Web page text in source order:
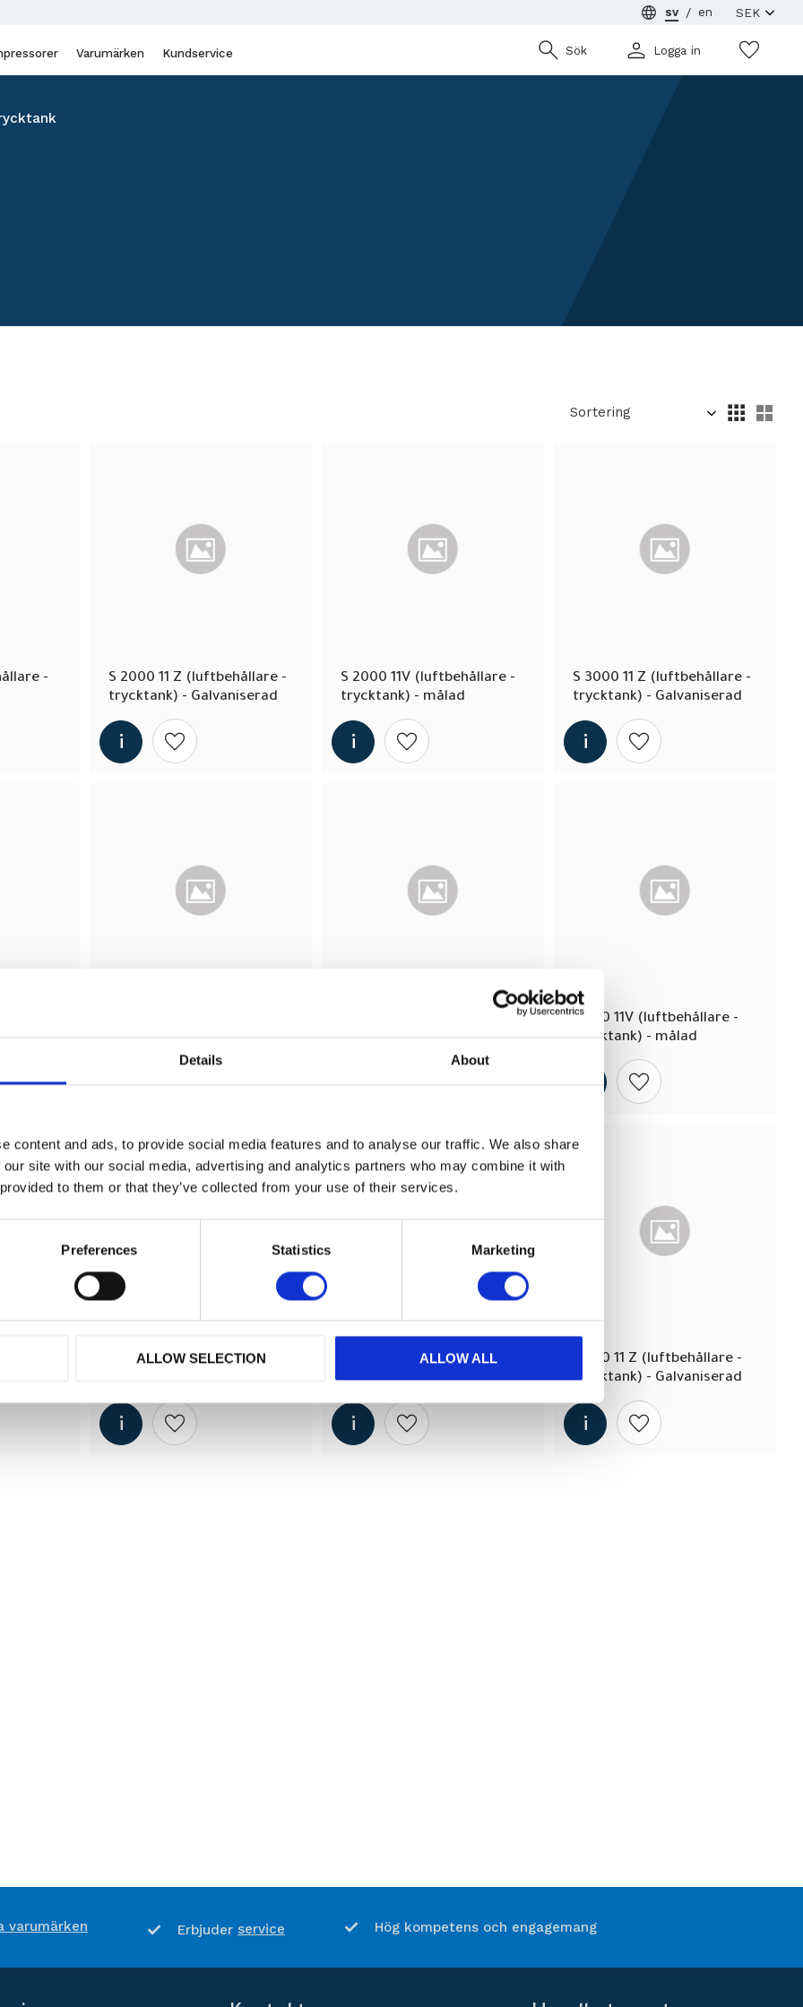
Details About
content and ads, to provide social media features and to analyse our traffic. We also share
site with our social media, advertising and analytics partners who may combine it with
to them or that they’ve collected from your use of their services.
Preferences Statistics Marketing
ALLOW SELECTION ALLOW ALL
sv en
Varumärken Kundservice Sök Logga in
Välj sortering
-
S 2000 11 Z (luftbehållare -
trycktank) - Galvaniserad
Lägg till i önskelista
S 2000 11V (luftbehållare -
trycktank) - målad
Lägg till i önskelista
S 3000 11 Z (luftbehållare -
trycktank) - Galvaniserad
Lägg till i önskelista
önskelista
trycktank) - målad
Lägg till i önskelista
trycktank) - Galvaniserad
Lägg till i önskelista
S 500 11V (luftbehållare -
trycktank) - målad
Lägg till i önskelista
-
S 720 11 Z (luftbehållare -
Lägg till i önskelista
S 720 11V (luftbehållare -
trycktank) - målad
Lägg till i önskelista
S 900 11 Z (luftbehållare -
trycktank) - Galvaniserad
Lägg till i önskelista
varumärken Erbjuder service Hög kompetens och engagemang